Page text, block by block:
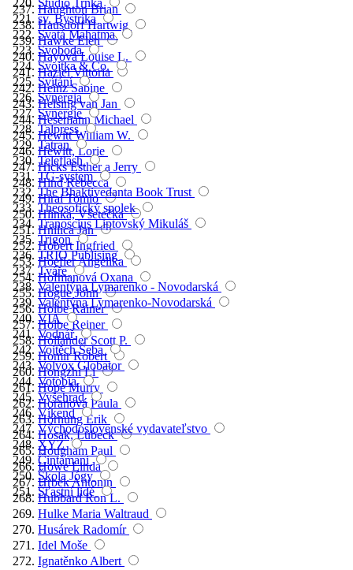
Haughton Brian
Hausdorf Hartwig
Hawke Elen
Hayová Louise L.
Haziel Vittoria
Heinz Sabine
Helsing van Jan
Hesemann Michael
Hewitt William W.
Hewitt, Lorie
Hicks Esther a Jerry
Hind Rebecca
Hirai Tomio
Hlinka, Všetečka
Hnilica Jan
Hobert Ingfried
Hoefler Angelika
Hofmanová Oxana
Hogue John
Holbe Rainer
Holbe Reiner
Hollander Scott P.
Homir Robert
Hongzhi Li
Hope Murry
Horanová Paula
Hornung Erik
Hosak, Lübeck
Hougham Paul
Howe Linda
Hrbek Antonín
Hubbard Ron L.
Hulke Maria Waltraud
Husárek Radomír
Idel Moše
Ignatěnko Albert
sv. Bystríka
Svatá Mahatma
Svoboda
Svojtka & Co.
Svítání
Synergia
Synergie
Talpress
Tatran
Teleflash
TG-system
The Bhaktivedanta Book Trust
Theosofický spolek
Tranoscius Liptovský Mikuláš
Trigon
TRIO Publising
Tváře
Valentýna Lymarenko - Novodarská
Valentýna Lymarenko-Novodarská
VIA
Vodnář
Vojtěch Šeba
Volvox Globator
Votobia
Vyšehrad
Víkend
Východoslovenské vydavateľstvo
XYZ
Čintámani
Škola Jógy
Šťastní lidé